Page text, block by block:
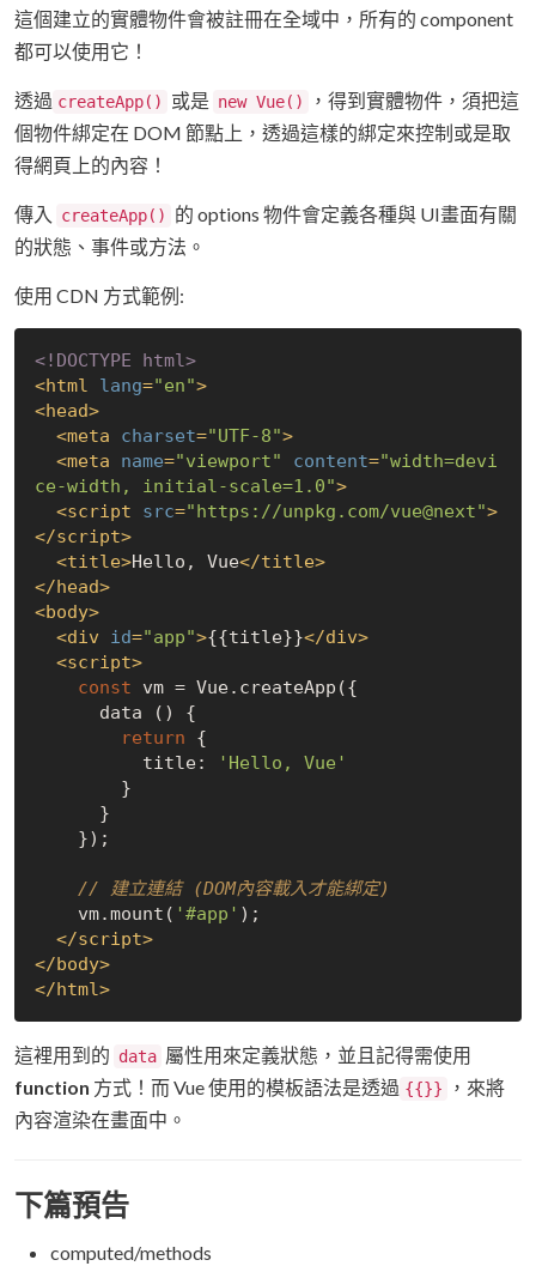
這個建立的實體物件會被註冊在全域中，所有的 component
都可以使用它！
透過 createApp() 或是 new Vue()
，得到實體物件，須把這
個物件綁定在 DOM 節點上，透過這樣的綁定來控制或是取
得網頁上的內容！
傳入 createApp()
的 options 物件會定義各種與 UI畫面有關
的狀態、事件或方法。
使用 CDN 方式範例:
<!DOCTYPE html>
<html lang="en">
<head>
<meta charset="UTF-8">
<meta name="viewport" content="width=devi
ce-width, initial-scale=1.0">
<script src="https://unpkg.com/vue@next">
</script>
<title>Hello, Vue</title>
</head>
<body>
<div id="app">{{title}}</div>
<script>
const vm = Vue.createApp({
return {
          title:
'Hello, Vue'
// 建立連結 (DOM內容載入才能綁定)
    vm.mount(
'#app' );
</script>
</body>
</html>
這裡用到的 data 屬性用來定義狀態，並且記得需使用
function 方式！而 Vue 使用的模板語法是透過 {{}}
，來將
內容渲染在畫面中。
下篇預告
computed/methods